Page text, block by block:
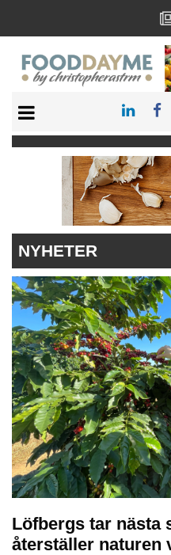
RECEPT
RESTAURANG
NYHETER
Löfbergs tar nästa
återställer naturen